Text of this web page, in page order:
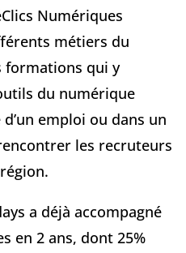
Numériques
métiers du
formations qui y
du numérique
emploi ou dans un
les recruteurs
a déjà accompagné
en 2 ans, dont 25%